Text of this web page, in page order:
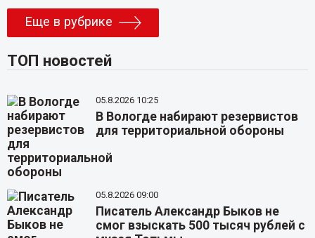
Еще в рубрике
ТОП новостей
05.8.2026 10:25
В Вологде набирают резервистов
для территориальной обороны
05.8.2026 09:00
Писатель Александр Быков не
смог взыскать 500 тысяч рублей с